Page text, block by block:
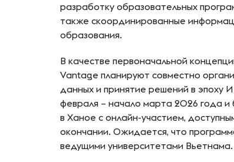
разработку образовательных
также скоординированные
образования.
В качестве первоначальной
Vantage планируют совместно
данных и принятие решений в эпоху
февраля – начало марта 2026 года
в Ханое с онлайн-участием,
окончании. Ожидается, что
ведущими университетами Вьетнама.